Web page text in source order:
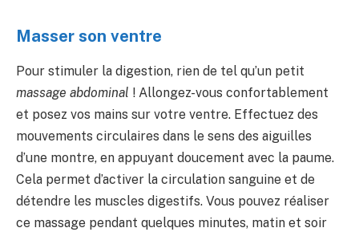
Masser son ventre
Pour stimuler la digestion, rien de tel qu’un petit
massage abdominal ! Allongez-vous confortablement
et posez vos mains sur votre ventre. Effectuez des
mouvements circulaires dans le sens des aiguilles
d’une montre, en appuyant doucement avec la paume.
Cela permet d’activer la circulation sanguine et de
détendre les muscles digestifs. Vous pouvez réaliser
ce massage pendant quelques minutes, matin et soir